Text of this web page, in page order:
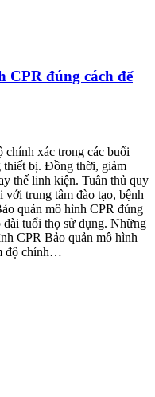
CPR đúng cách để
xác trong các buổi
thiết bị. Đồng thời, giảm
thế linh kiện. Tuân thủ quy
với trung tâm đào tạo, bệnh
quản mô hình CPR đúng
tuổi thọ sử dụng. Những
CPR Bảo quản mô hình
độ chính…